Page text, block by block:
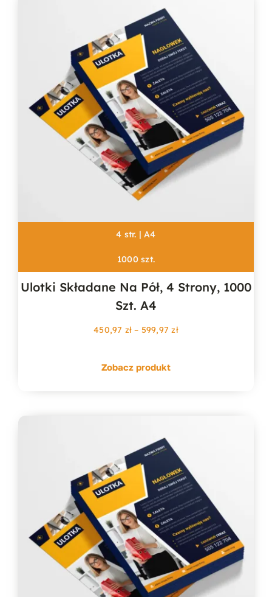
4 str. | A4
1000 szt.
Ulotki Składane Na Pół, 4 Strony, 1000
Szt. A4
450,97 zł – 599,97złZakres
Zobacz produkt